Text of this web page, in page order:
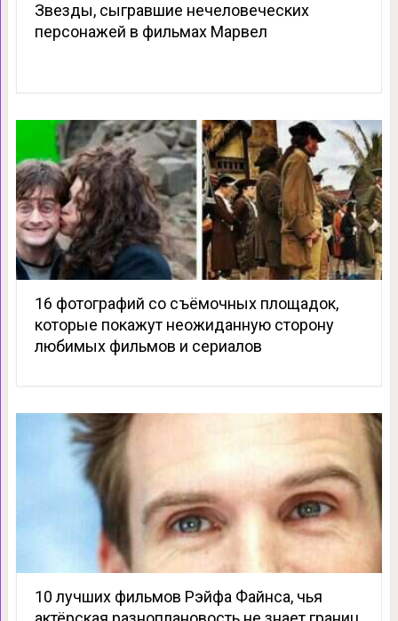
Звезды, сыгравшие нечеловеческих
персонажей в фильмах Марвел
16 фотографий со съёмочных площадок,
которые покажут неожиданную сторону
любимых фильмов и сериалов
10 лучших фильмов Рэйфа Файнса, чья